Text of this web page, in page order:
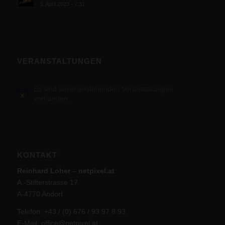
Hinweis
Reinhard Loher – netpixel.at
A.-Stifterstrasse 17
A-4770 Andorf
Telefon: +43 / (0) 676 / 93 97 8 93
E-Mail:
office@netpixel.at